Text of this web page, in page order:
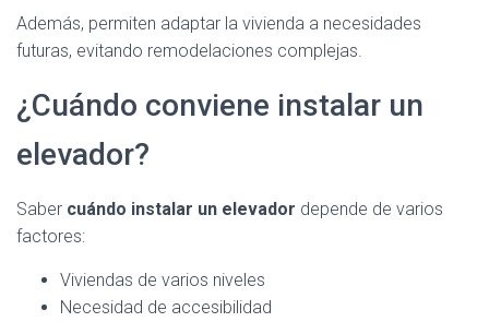
Además, permiten adaptar la vivienda a necesidades
futuras, evitando remodelaciones complejas.
¿Cuándo conviene instalar un
elevador?
Saber cuándo instalar un elevador depende de varios
factores:
Viviendas de varios niveles
Necesidad de accesibilidad